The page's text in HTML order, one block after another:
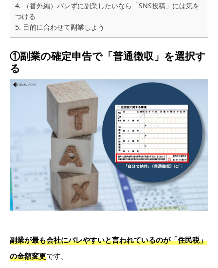
（番外編）バレずに副業したいなら「SNS投稿」には気を
つける
目的に合わせて副業しよう
①副業の確定申告で「普通徴収」を選択す
る
副業が最も会社にバレやすいと言われているのが「住民税」
の金額変更です。